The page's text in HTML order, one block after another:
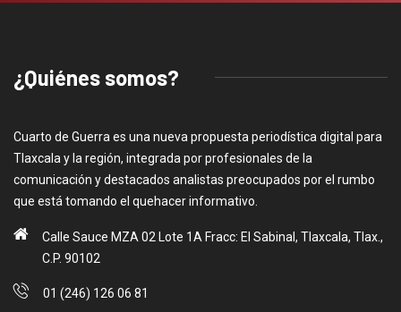
¿Quiénes somos?
Cuarto de Guerra es una nueva propuesta periodística digital para
Tlaxcala y la región, integrada por profesionales de la
comunicación y destacados analistas preocupados por el rumbo
que está tomando el quehacer informativo.
Calle Sauce MZA 02 Lote 1A Fracc: El Sabinal, Tlaxcala, Tlax.,
C.P. 90102
01 (246) 126 06 81